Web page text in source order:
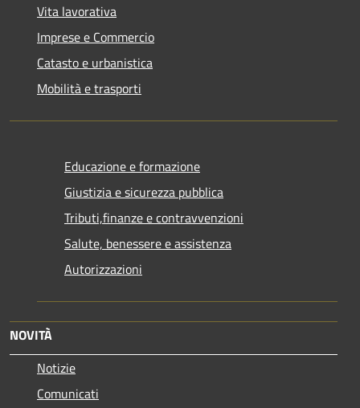
Vita lavorativa
Imprese e Commercio
Catasto e urbanistica
Mobilità e trasporti
Educazione e formazione
Giustizia e sicurezza pubblica
Tributi,finanze e contravvenzioni
Salute, benessere e assistenza
Autorizzazioni
NOVITÀ
Notizie
Comunicati